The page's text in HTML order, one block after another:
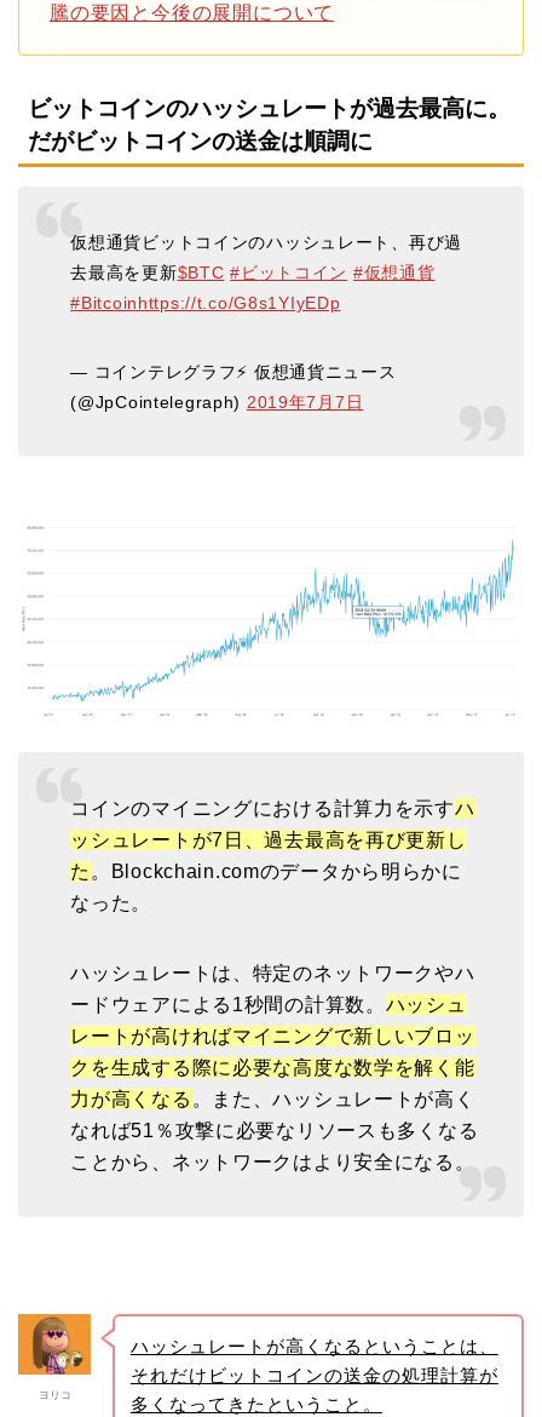
騰の要因と今後の展開について
ビットコインのハッシュレートが過去最高に。
だがビットコインの送金は順調に
仮想通貨ビットコインのハッシュレート、再び過
去最高を更新$BTC #ビットコイン #仮想通貨
#Bitcoinhttps://t.co/G8s1YIyEDp
— コインテレグラフ⚡️ 仮想通貨ニュース
(@JpCointelegraph) 2019年7月7日
コインのマイニングにおける計算力を示すハ
ッシュレートが7日、過去最高を再び更新し
た 。Blockchain.comのデータから明らかに
なった。
ハッシュレートは、特定のネットワークやハ
ードウェアによる1秒間の計算数。 ハッシュ
レートが高ければマイニングで新しいブロッ
クを生成する際に必要な高度な数学を解く能
力が高くなる 。また、ハッシュレートが高く
なれば51％攻撃に必要なリソースも多くなる
ことから、ネットワークはより安全になる。
ヨリコ
ハッシュレートが高くなるということは、
それだけビットコインの送金の処理計算が
多くなってきたということ。